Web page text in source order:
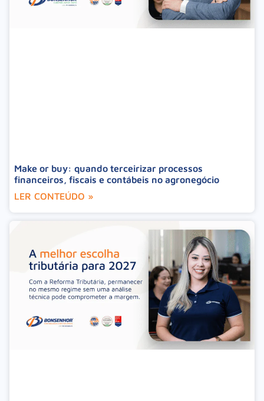
Make or buy: quando terceirizar processos
financeiros, fiscais e contábeis no agronegócio
LER CONTEÚDO »